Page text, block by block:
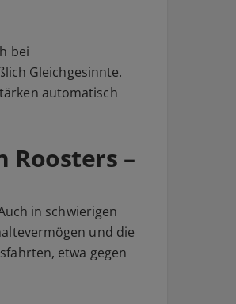
bei
Gleichgesinnte.
automatisch
Roosters –
in schwierigen
und die
etwa gegen